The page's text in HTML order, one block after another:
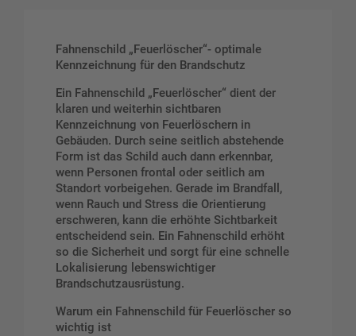
Fahnenschild „Feuerlöscher“- optimale
Kennzeichnung für den Brandschutz
Ein Fahnenschild „Feuerlöscher“ dient der
klaren und weiterhin sichtbaren
Kennzeichnung von Feuerlöschern in
Gebäuden. Durch seine seitlich abstehende
Form ist das Schild auch dann erkennbar,
wenn Personen frontal oder seitlich am
Standort vorbeigehen. Gerade im Brandfall,
wenn Rauch und Stress die Orientierung
erschweren, kann die erhöhte Sichtbarkeit
entscheidend sein. Ein Fahnenschild erhöht
so die Sicherheit und sorgt für eine schnelle
Lokalisierung lebenswichtiger
Brandschutzausrüstung.
Warum ein Fahnenschild für Feuerlöscher so
wichtig ist